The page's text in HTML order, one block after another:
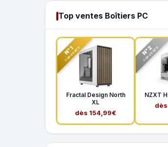
Top ventes Boîtiers PC
N°1
TOP VENTE
Fractal Design North
XL
dès 154,99€
N°2
TOP VENTE
NZXT